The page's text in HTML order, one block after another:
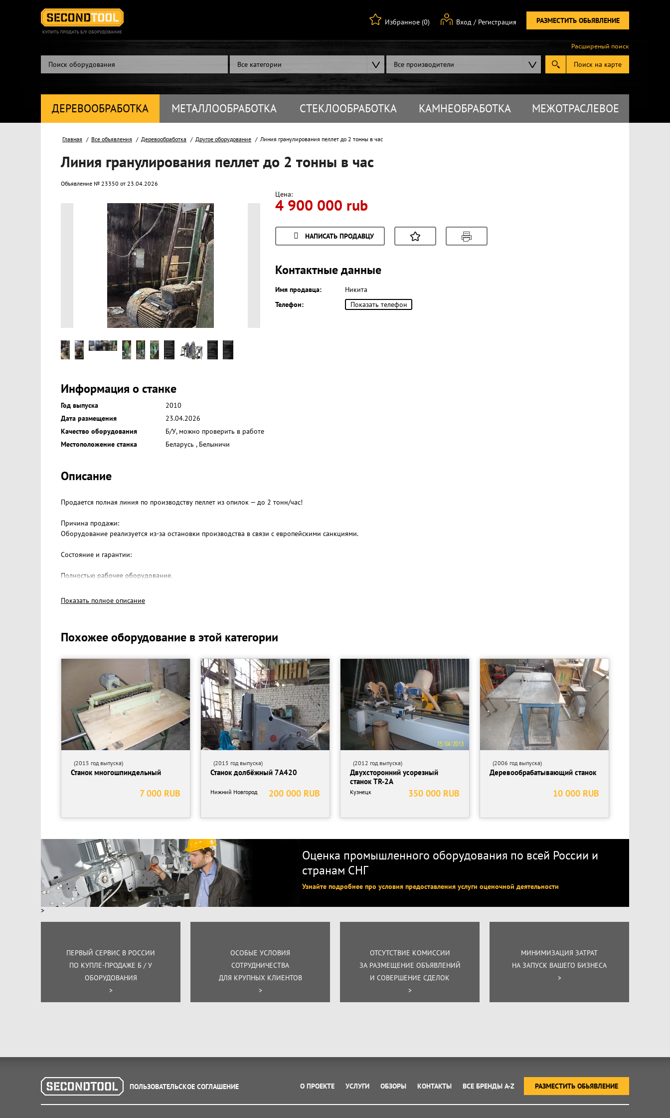
РАЗМЕСТИТЬ ОБЬЯВЛЕНИЕ
Вход / Регистрация
Избранное (0)
Все категории Все производители Поиск на карте
Расширеный поиск
ДЕРЕВООБРАБОТКА МЕТАЛЛООБРАБОТКА СТЕКЛООБРАБОТКА КАМНЕОБРАБОТКА МЕЖОТРАСЛЕВОЕ
Главная Все объявления Деревообработка Другое оборудование Линия гранулирования пеллет до 2 тонны в час
Линия гранулирования пеллет до 2 тонны в час
Объявление № 23350 от 23.04.2026
Цена:
4 900 000 rub
НАПИСАТЬ ПРОДАВЦУ
Контактные данные
Имя продавца:
Никита
Телефон:
Показать телефон
Информация о станке
Год выпуска
2010
Дата размещения
23.04.2026
Качество оборудования
Б/У, можно проверить в работе
Местоположение станка
Беларусь , Белыничи
Описание
Продается полная линия по производству пеллет из опилок — до 2 тонн/час!
Причина продажи:
Оборудование реализуется из-за остановки производства в связи с европейскими санкциями.
Состояние и гарантии:
Полностью рабочее оборудование.
Перед отправкой будет профессионально обслужено.
Описание линии:
Производительность: до 2 тонн пеллет в час.
Расположение:
Линия находится возле города Могилёв, Беларусь. Доставка возможна.
Фото и видео оборудования предоставлю по вашему обращению.
Детали — по запросу. Звоните/пишите!
Показать полное описание
Похожее оборудование в этой категории
(2015 год выпуска)
Станок многошпиндельный
7 000 RUB
(2015 год выпуска)
Станок долбёжный 7А420
200 000 RUB
Нижний Новгород
(2012 год выпуска)
Двухсторонний усорезный
станок TR-2A
350 000 RUB
Кузнецк
(2006 год выпуска)
Деревообрабатывающий станок
10 000 RUB
Оценка промышленного оборудования по всей России и
странам СНГ
Узнайте подробнее про условия предоставления услуги оценочной деятельности
>
ПЕРВЫЙ СЕРВИС В РОССИИ
ПО КУПЛЕ-ПРОДАЖЕ Б / У
ОБОРУДОВАНИЯ
>
ОСОБЫЕ УСЛОВИЯ
СОТРУДНИЧЕСТВА
ДЛЯ КРУПНЫХ КЛИЕНТОВ
>
ОТСУТСТВИЕ КОМИССИИ
ЗА РАЗМЕЩЕНИЕ ОБЪЯВЛЕНИЙ
И СОВЕРШЕНИЕ СДЕЛОК
>
МИНИМИЗАЦИЯ ЗАТРАТ
НА ЗАПУСК ВАШЕГО БИЗНЕСА
>
ПОЛЬЗОВАТЕЛЬСКОЕ СОГЛАШЕНИЕ РАЗМЕСТИТЬ ОБЬЯВЛЕНИЕ
О ПРОЕКТЕ УСЛУГИ ОБЗОРЫ КОНТАКТЫ ВСЕ БРЕНДЫ A-Z